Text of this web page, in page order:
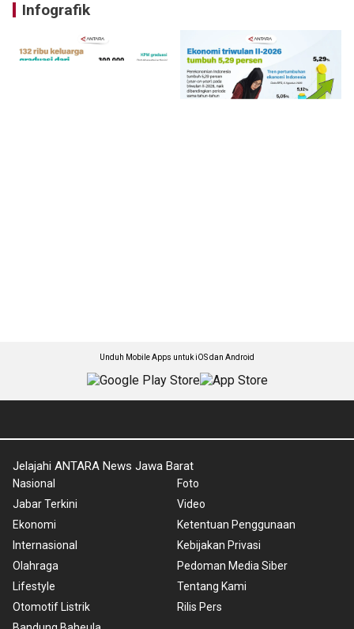
Infografik
Unduh Mobile Apps untuk iOS dan Android
Jelajahi ANTARA News Jawa Barat
Nasional
Jabar Terkini
Ekonomi
Internasional
Olahraga
Lifestyle
Otomotif Listrik
Foto
Video
Ketentuan Penggunaan
Kebijakan Privasi
Pedoman Media Siber
Tentang Kami
Rilis Pers